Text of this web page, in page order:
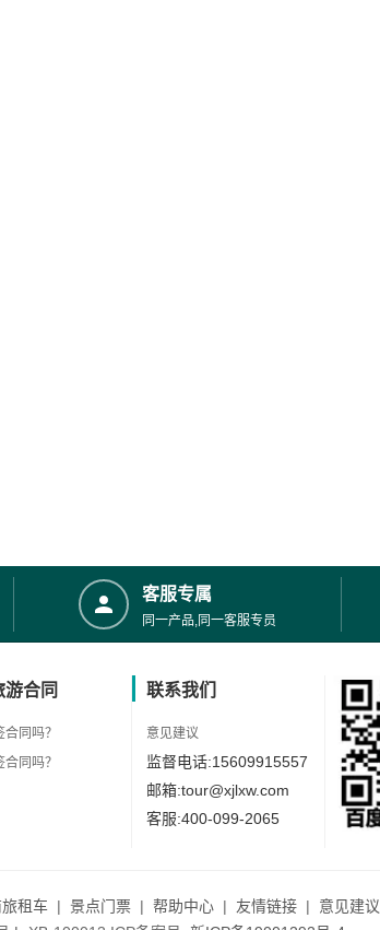
客服专属
同一产品,同一客服专员
游合同
合同吗？
同吗？
联系我们
意见建议
监督电话:15609915557
邮箱:tour@xjlxw.com
客服:400-099-2065
租车 | 景点门票 | 帮助中心 | 友情链接 | 意见建议